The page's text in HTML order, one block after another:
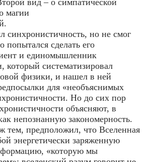
вид – о симпатической
магии
но не смог
попытался сделать его
и единомышленник
который систематизировал
физики, и нашел в ней
для «необъяснимых
Но до сих пор
объясняют, в
непознанную закономерность.
предположил, что Вселенная
энергетически заряженную
«которую мы